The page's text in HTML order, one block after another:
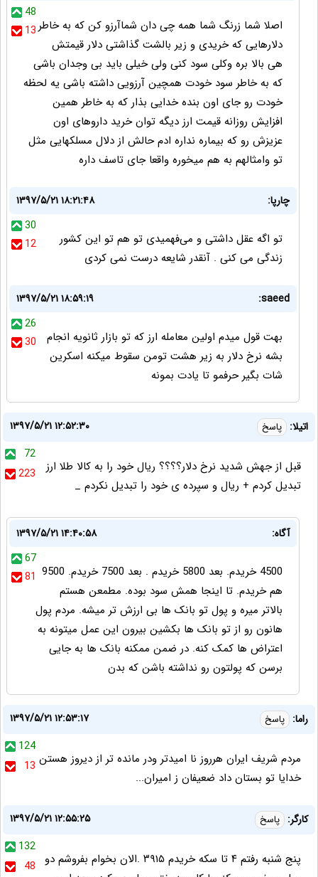
48
13 اصلا شما زرنگ شما همه چی دان شماآرزو کن که به خاطر
دلارهایی که خریدی و زیر بالشت گذاشتی دلار قیمتش
هی بالا بره وکلی سود کنی ولی خیلی باید بی وجدان باشی
که به خاطر سود خودت همچین آرزویی داشته باشی یه لحظه
خودت رو جای اون بنده خدایی بذار که به خاطر همین
افزایش روزانه قیمت ارز دیگه توان خرید داروهای اون
عزیزش رو که بیماره نداره ادم حالش از دلال مسلکهایی مثل
تو وامثالهم به هم میخوره واقعا جای تاسف داره
چارپا:
۱۳۹۷/۵/۲۱ ۱۸:۲۱:۴۸
30
12
تو اگه عقل داشتی و می‌فهمیدی تو هم تو این کشور
زندگی می کنی . آنقدر شایعه درست نمی کردی
saeed:
۱۳۹۷/۵/۲۱ ۱۸:۵۹:۱۹
26
30
بهت قول میدم اولین معامله ارز که تو بازار ثانویه انجام
بشه نرخ دلار به زیر هشت تومن سقوط میکنه اسکرین
شات بگیر حرفمو تا یادت بمونه
اتیلا: پاسخ
۱۳۹۷/۵/۲۱ ۱۲:۵۲:۳۰
72
223
قبل از جهش شدید نرخ دلار؟؟؟؟ ریال خود را به کالا طلا ارز
تبدیل کردم + ریال و سپرده ی خود را تبدیل نکردم _
آگاه:
۱۳۹۷/۵/۲۱ ۱۴:۴۰:۵۸
67
81 4500 خریدم. بعد 5800 خریدم . بعد 7500 خریدم. 9500
هم خریدم. تا اینجا همش سود بوده. مطمعن هستم
بالاتر میره و پول تو بانک ها بی ارزش تر میشه. مردم پول
هانون رو از تو بانک ها بکشین بیرون این عمل میتونه به
اعتراض ها کمک کنه. در ضمن ممکنه بانک ها به جایی
برسن که پولتون رو نداشته باشن که بدن
راما: پاسخ
۱۳۹۷/۵/۲۱ ۱۲:۵۳:۱۷
124
13 مردم شریف ایران هرروز نا امیدتر ودر مانده تر از دیروز هستن
خدایا تو بستان داد ضعیفان ز امیران...
کارگر: پاسخ
۱۳۹۷/۵/۲۱ ۱۲:۵۵:۲۵
132
48
پنج شنبه رفتم ۴ تا سکه خریدم ۳۹۱۵ .الان بخوام بفروشم دو